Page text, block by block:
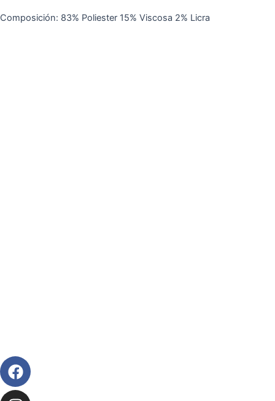
Composición: 83% Poliester 15% Viscosa 2% Licra
Facebook
Instagram